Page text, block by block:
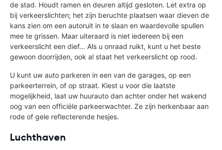
de stad. Houdt ramen en deuren altijd gesloten. Let extra op
bij verkeerslichten; het zijn beruchte plaatsen waar dieven de
kans zien om een autoruit in te slaan en waardevolle spullen
mee te grissen. Maar uiteraard is niet iedereen bij een
verkeerslicht een dief… Als u onraad ruikt, kunt u het beste
gewoon doorrijden, ook al staat het verkeerslicht op rood.
U kunt uw auto parkeren in een van de garages, op een
parkeerterrein, of op straat. Kiest u voor die laatste
mogelijkheid, laat uw huurauto dan achter onder het wakend
oog van een officiële parkeerwachter. Ze zijn herkenbaar aan
rode of gele reflecterende hesjes.
Luchthaven